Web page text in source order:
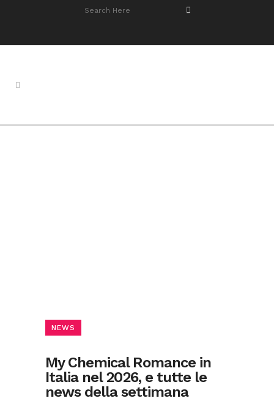
NEWS
My Chemical Romance in
Italia nel 2026, e tutte le
news della settimana